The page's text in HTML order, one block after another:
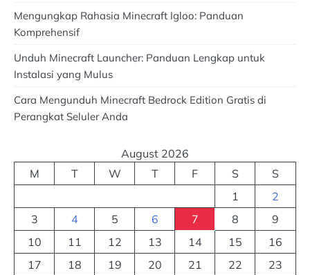
Mengungkap Rahasia Minecraft Igloo: Panduan
Komprehensif
Unduh Minecraft Launcher: Panduan Lengkap untuk
Instalasi yang Mulus
Cara Mengunduh Minecraft Bedrock Edition Gratis di
Perangkat Seluler Anda
August 2026
M
T W T F S
S
1
2
3
4 5 6 7 8
9
10
11 12 13 14 15
16
17
18 19 20 21 22
23